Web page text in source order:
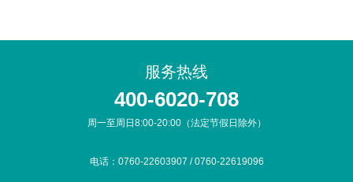
服务热线
400-6020-708
周一至周日8:00-20:00（法定节假日除外）
电话：0760-22603907 / 0760-22619096